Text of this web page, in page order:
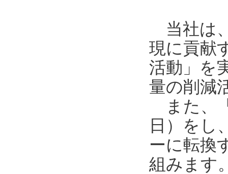
当社は
現に貢献
活動」を
量の削減
また、
日）をし
ーに転換
組みます